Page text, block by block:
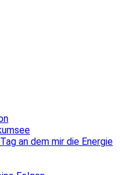
an dem mir die Energie